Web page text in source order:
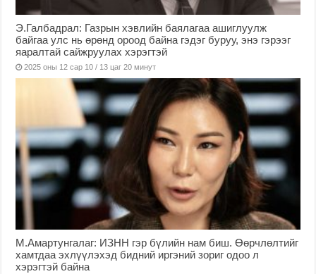
Э.Галбадрал: Газрын хэвлийн баялагаа ашиглуулж
байгаа улс нь өрөнд ороод байна гэдэг буруу, энэ гэрээг
яаралтай сайжруулах хэрэгтэй
2025 оны 12 сар 10 / 13 цаг 20 минут
М.Амартунгалаг: ИЗНН гэр бүлийн нам биш. Өөрчлөлтийг
хамтдаа эхлүүлэхэд бидний иргэний зориг одоо л
хэрэгтэй байна